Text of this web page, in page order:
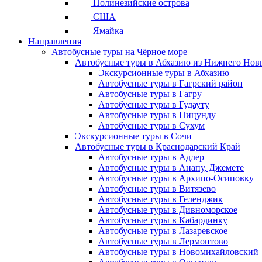
Полинезийские острова
США
Ямайка
Направления
Автобусные туры на Чёрное море
Автобусные туры в Абхазию из Нижнего
Экскурсионные туры в Абхазию
Автобусные туры в Гагрский район
Автобусные туры в Гагру
Автобусные туры в Гудауту
Автобусные туры в Пицунду
Автобусные туры в Сухум
Экскурсионные туры в Сочи
Автобусные туры в Краснодарский Край
Автобусные туры в Адлер
Автобусные туры в Анапу, Джемете
Автобусные туры в Архипо-Осиповку
Автобусные туры в Витязево
Автобусные туры в Геленджик
Автобусные туры в Дивноморское
Автобусные туры в Кабардинку
Автобусные туры в Лазаревское
Автобусные туры в Лермонтово
Автобусные туры в Новомихайловский